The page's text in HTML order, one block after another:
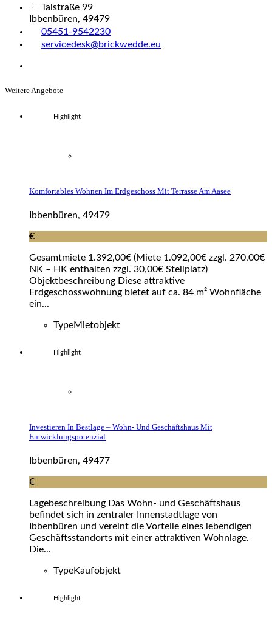
Talstraße 99
Ibbenbüren, 49479
05451-9542230
servicedesk@brickwedde.eu
Weitere Angebote
Highlight
Komfortables Wohnen Im Erdgeschoss Mit Terrasse Am Aasee
Ibbenbüren, 49479
€
Gesamtmiete 1.392,00€ (Miete 1.092,00€ zzgl. 270,00€
NK – HK enthalten zzgl. 30,00€ Stellplatz)
Objektbeschreibung Diese attraktive
Erdgeschosswohnung bietet auf ca. 84 m² Wohnfläche
ein...
TypeMietobjekt
Highlight
Investieren In Bestlage – Wohn- Und Geschäftshaus Mit
Entwicklungspotenzial
Ibbenbüren, 49477
€
Lagebeschreibung Das Wohn- und Geschäftshaus
befindet sich in zentraler Innenstadtlage von
Ibbenbüren und vereint die Vorteile eines lebendigen
Geschäftsstandorts mit einer attraktiven Wohnlage.
Die...
TypeKaufobjekt
Highlight